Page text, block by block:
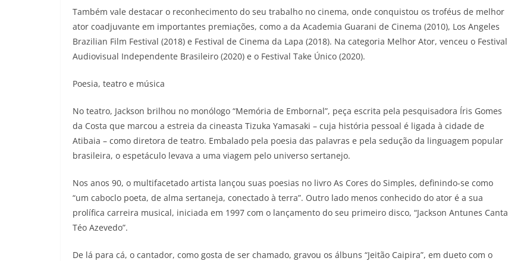
Também vale destacar o reconhecimento do seu trabalho no cinema, onde conquistou os troféus de melhor
ator coadjuvante em importantes premiações, como a da Academia Guarani de Cinema (2010), Los Angeles
Brazilian Film Festival (2018) e Festival de Cinema da Lapa (2018). Na categoria Melhor Ator, venceu o Festival
Audiovisual Independente Brasileiro (2020) e o Festival Take Único (2020).
Poesia, teatro e música
No teatro, Jackson brilhou no monólogo “Memória de Embornal”, peça escrita pela pesquisadora Íris Gomes
da Costa que marcou a estreia da cineasta Tizuka Yamasaki – cuja história pessoal é ligada à cidade de
Atibaia – como diretora de teatro. Embalado pela poesia das palavras e pela sedução da linguagem popular
brasileira, o espetáculo levava a uma viagem pelo universo sertanejo.
Nos anos 90, o multifacetado artista lançou suas poesias no livro As Cores do Simples, definindo-se como
“um caboclo poeta, de alma sertaneja, conectado à terra”. Outro lado menos conhecido do ator é a sua
prolífica carreira musical, iniciada em 1997 com o lançamento do seu primeiro disco, “Jackson Antunes Canta
Téo Azevedo”.
De lá para cá, o cantador, como gosta de ser chamado, gravou os álbuns “Jeitão Caipira”, em dueto com o